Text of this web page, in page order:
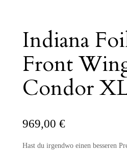
Indiana
Front
Condor
969,00 €
Hast du irgendwo einen besseren